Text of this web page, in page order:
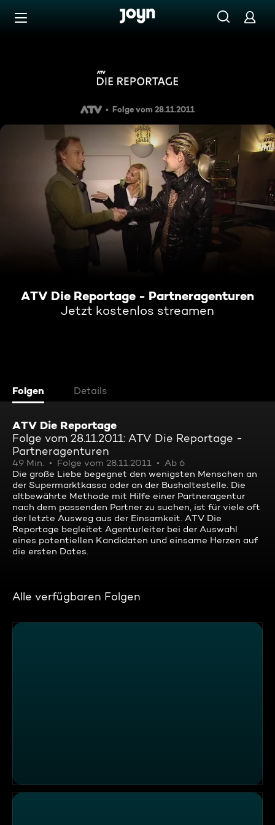
Zum Inhalt springen
Folge vom 28.11.2011
ATV Die Reportage - Partneragenturen
Jetzt kostenlos streamen
Folgen Details
ATV Die Reportage
Folge vom 28.11.2011: ATV Die Reportage -
Partneragenturen
49 Min. Folge vom 28.11.2011
Ab 6
Die große Liebe begegnet den wenigsten Menschen an
der Supermarktkassa oder an der Bushaltestelle. Die
altbewährte Methode mit Hilfe einer Partneragentur
nach dem passenden Partner zu suchen, ist für viele oft
der letzte Ausweg aus der Einsamkeit. ATV Die
Reportage begleitet Agenturleiter bei der Auswahl
eines potentiellen Kandidaten und einsame Herzen auf
die ersten Dates.
Alle verfügbaren Folgen
ATV Die Reportage - Fans in Österreich